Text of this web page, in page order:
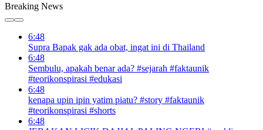
Breaking News
6:48
Supra Bapak gak ada obat, ingat ini di Thailand
6:48
Sembulu, apakah benar ada? #sejarah #faktaunik
#teorikonspirasi #edukasi
6:48
kenapa upin ipin yatim piatu? #story #faktaunik
#teorikonspirasi #shorts
6:48